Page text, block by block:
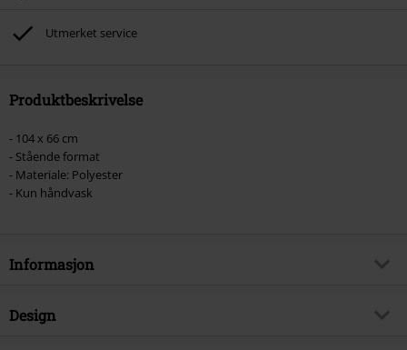
Utmerket service
Produktbeskrivelse
- 104 x 66 cm
- Stående format
- Materiale: Polyester
- Kun håndvask
Informasjon
Artikkelnummer
Design